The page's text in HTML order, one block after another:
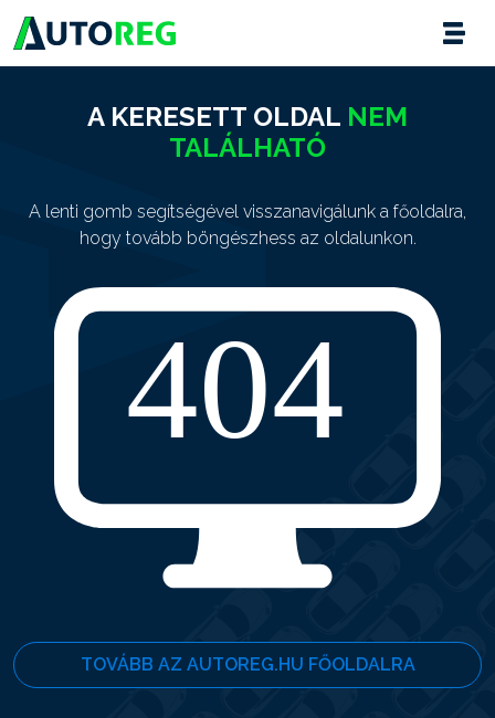
A KERESETT OLDAL NEM
TALÁLHATÓ
A lenti gomb segítségével visszanavigálunk a főoldalra,
hogy tovább böngészhess az oldalunkon.
TOVÁBB AZ AUTOREG.HU FŐOLDALRA